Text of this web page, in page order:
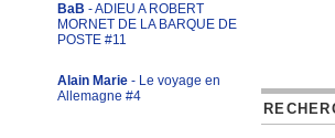
BaB - ADIEU A ROBERT
MORNET DE LA BARQUE DE
POSTE #11
Alain Marie - Le voyage en
Allemagne #4